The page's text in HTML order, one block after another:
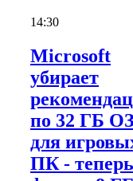
14:30
Microsoft
убирает
по 32 ГБ
для
ПК -